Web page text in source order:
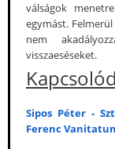
válságok
egymást.
nem
visszaeséseket.
Sipos Péter -
Ferenc